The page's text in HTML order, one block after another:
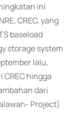
ini
CREC, yang
baseload
storage system
lalu,
hingga
dari
Project)